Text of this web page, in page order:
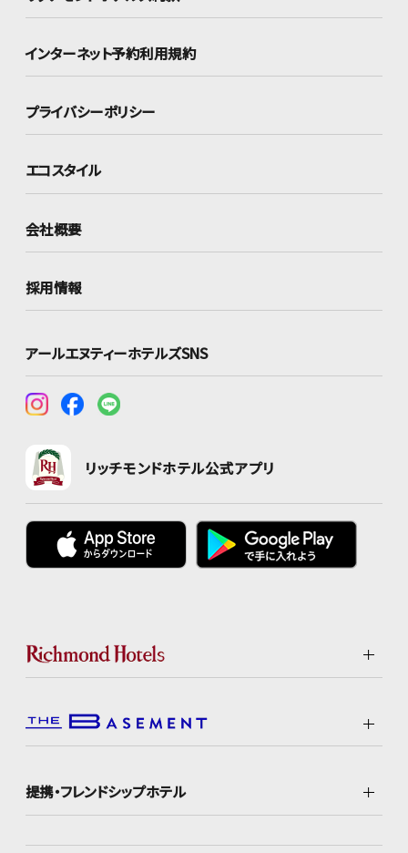
インターネット予約利用規約
プライバシーポリシー
エコスタイル
会社概要
採用情報
アールエヌティーホテルズSNS
リッチモンドホテル公式アプリ
提携・フレンドシップホテル